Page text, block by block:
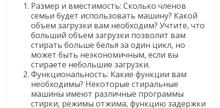
Размер и вместимость: Сколько членов
семьи будет использовать машину? Какой
объем загрузки вам необходим? Учтите, что
больший объем загрузки позволит вам
стирать больше белья за один цикл, но
может быть неэкономичным, если вы
стираете небольшие загрузки.
Функциональность: Какие функции вам
необходимы? Некоторые стиральные
машины имеют различные программы
стирки, режимы отжима, функцию задержки